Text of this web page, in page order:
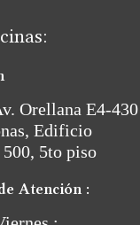
Orellana E4-430
Edificio
5to piso
Atención :